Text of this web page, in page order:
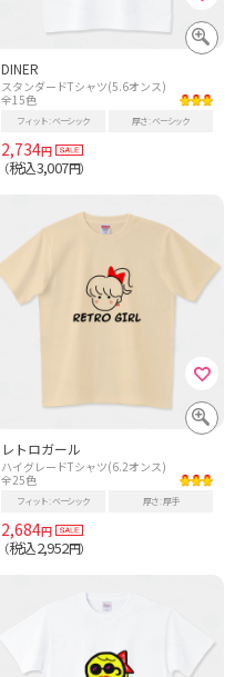
DINER
スタンダードTシャツ(5.6オンス)
全15色
フィット ベーシック 厚さ ベーシック
2,734円
（税込3,007円）
レトロガール
ハイグレードTシャツ(6.2オンス)
全25色
フィット ベーシック 厚さ 厚手
2,684円
（税込2,952円）